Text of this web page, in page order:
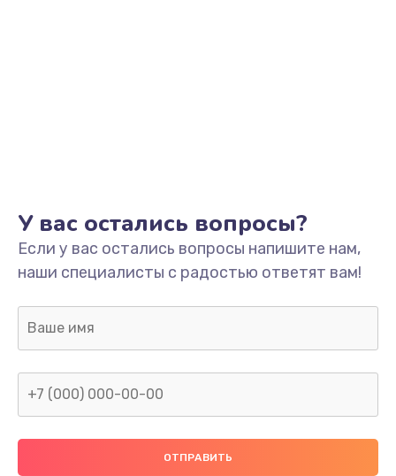
Замена/Pемонт карбюратора
1300 руб.
Заказать
Ремонт капиллярной трубки
400 руб.
У вас остались вопросы?
Если у вас остались вопросы напишите нам,
наши специалисты с радостью ответят вам!